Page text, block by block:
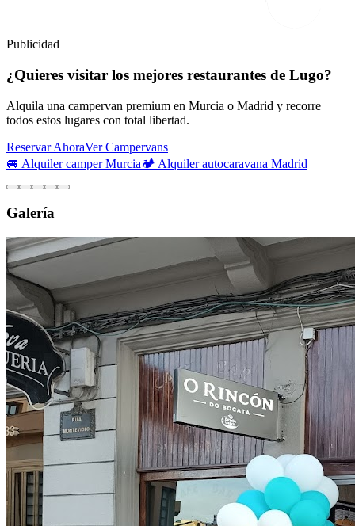
Publicidad
¿Quieres visitar los mejores restaurantes de Lugo?
Alquila una campervan premium en Murcia o Madrid y recorre
todos estos lugares con total libertad.
Reservar AhoraVer Campervans
🚐 Alquiler camper Murcia🏕️ Alquiler autocaravana Madrid
Galería